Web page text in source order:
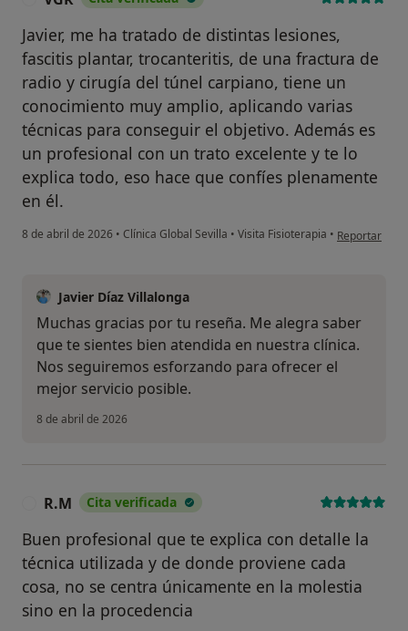
Javier, me ha tratado de distintas lesiones,
fascitis plantar, trocanteritis, de una fractura de
radio y cirugía del túnel carpiano, tiene un
conocimiento muy amplio, aplicando varias
técnicas para conseguir el objetivo. Además es
un profesional con un trato excelente y te lo
explica todo, eso hace que confíes plenamente
en él.
8 de abril de 2026 • Clínica Global Sevilla • Visita Fisioterapia • en opinión
Reportar
Javier Díaz Villalonga
Muchas gracias por tu reseña. Me alegra saber
que te sientes bien atendida en nuestra clínica.
Nos seguiremos esforzando para ofrecer el
mejor servicio posible.
8 de abril de 2026
R.M Cita verificada
Buen profesional que te explica con detalle la
técnica utilizada y de donde proviene cada
cosa, no se centra únicamente en la molestia
sino en la procedencia